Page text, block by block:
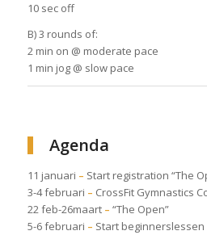
10 sec off
B) 3 rounds of:
2 min on @ moderate pace
1 min jog @ slow pace
Agenda
11 januari – Start registration “The
3-4 februari – CrossFit Gymnastics
22 feb-26maart – “The Open”
5-6 februari – Start beginnerslessen